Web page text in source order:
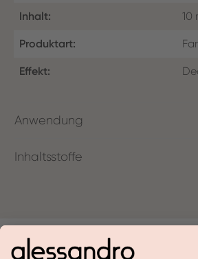
Inhalt: 10
Produktart:
Effekt:
Anwendung
Inhaltsstoffe